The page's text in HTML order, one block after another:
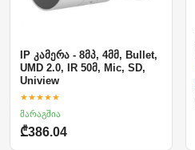
IP კამერა - 8მპ, 4მმ, Bullet,
UMD 2.0, IR 50მ, Mic, SD,
Uniview
★★★★★
მარაგშია
₾386.04